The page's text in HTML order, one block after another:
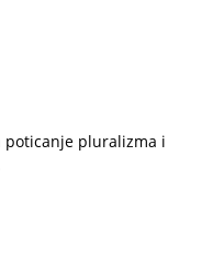
poticanje pluralizma i